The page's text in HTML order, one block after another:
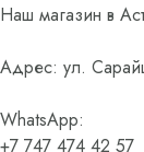
Наш магазин в
Адрес: ул.
WhatsApp:
+7 747 474 42 57